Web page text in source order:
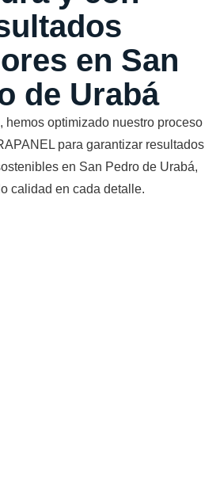
en San
de Urabá
hemos optimizado nuestro proceso
para garantizar resultados
en San Pedro de Urabá,
calidad en cada detalle.